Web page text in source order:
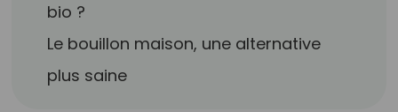
bio ?
Le bouillon maison, une alternative
plus saine